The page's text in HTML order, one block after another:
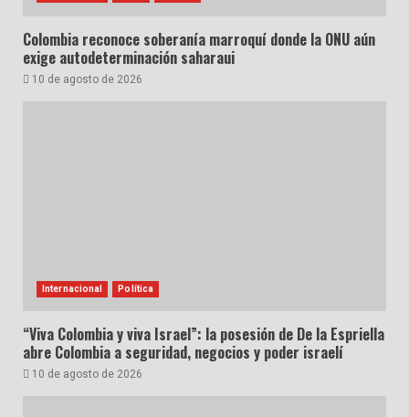
Colombia reconoce soberanía marroquí donde la ONU aún
exige autodeterminación saharaui
10 de agosto de 2026
Internacional Política
“Viva Colombia y viva Israel”: la posesión de De la Espriella
abre Colombia a seguridad, negocios y poder israelí
10 de agosto de 2026